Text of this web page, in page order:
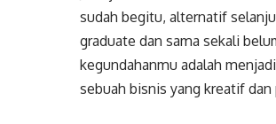
sudah begitu, alternatif
graduate dan sama sekali
kegundahanmu adalah
sebuah bisnis yang kreatif